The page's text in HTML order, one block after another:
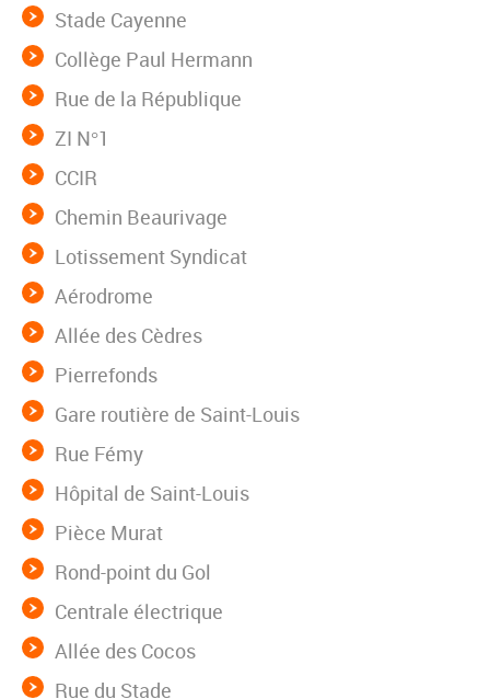
Stade Cayenne
Collège Paul Hermann
Rue de la République
ZI N°1
CCIR
Chemin Beaurivage
Lotissement Syndicat
Aérodrome
Allée des Cèdres
Pierrefonds
Gare routière de Saint-Louis
Rue Fémy
Hôpital de Saint-Louis
Pièce Murat
Rond-point du Gol
Centrale électrique
Allée des Cocos
Rue du Stade